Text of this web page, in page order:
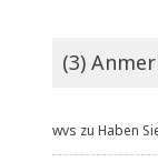
(3)
wvs zu Haben